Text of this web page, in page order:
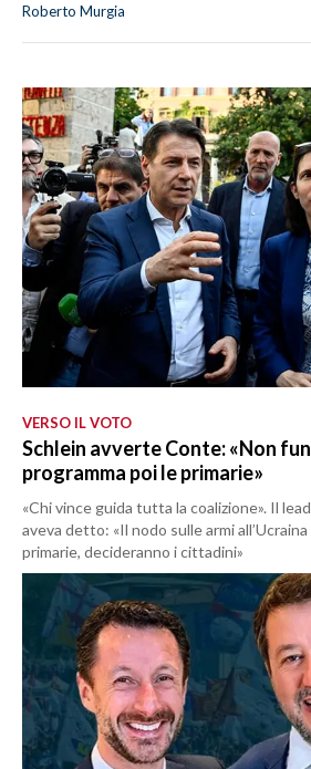
Roberto Murgia
VERSO IL VOTO
Schlein avverte Conte: «Non
programma poi le primarie»
«Chi vince guida tutta la coalizione». Il
aveva detto: «Il nodo sulle armi
primarie, decideranno i cittadini»